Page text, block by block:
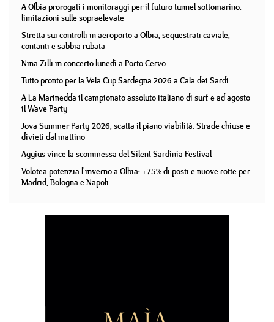
A Olbia prorogati i monitoraggi per il futuro tunnel sottomarino:
limitazioni sulle sopraelevate
Stretta sui controlli in aeroporto a Olbia, sequestrati caviale,
contanti e sabbia rubata
Nina Zilli in concerto lunedì a Porto Cervo
Tutto pronto per la Vela Cup Sardegna 2026 a Cala dei Sardi
A La Marinedda il campionato assoluto italiano di surf e ad agosto
il Wave Party
Jova Summer Party 2026, scatta il piano viabilità. Strade chiuse e
divieti dal mattino
Aggius vince la scommessa del Silent Sardinia Festival
Volotea potenzia l'inverno a Olbia: +75% di posti e nuove rotte per
Madrid, Bologna e Napoli